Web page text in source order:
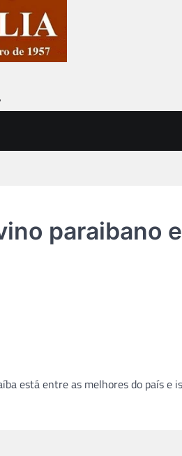
paraibano
está entre as melhores do país e